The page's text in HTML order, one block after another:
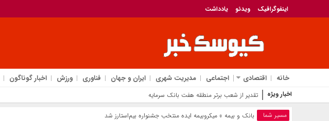
اینفوگرافیک ویدئو یادداشت
خانه اقتصادی اجتماعی مدیریت شهری ایران و جهان فناوری ورزش اخبار گوناگون
اخبار ویژه قیمت ط
مسیر شما بانک‌ و بیمه » میکروبیمه ایده منتخب جشنواره بیم‌استارز شد